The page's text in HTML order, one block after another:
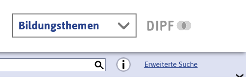
Bildungsthemen
Erweiterte Suche